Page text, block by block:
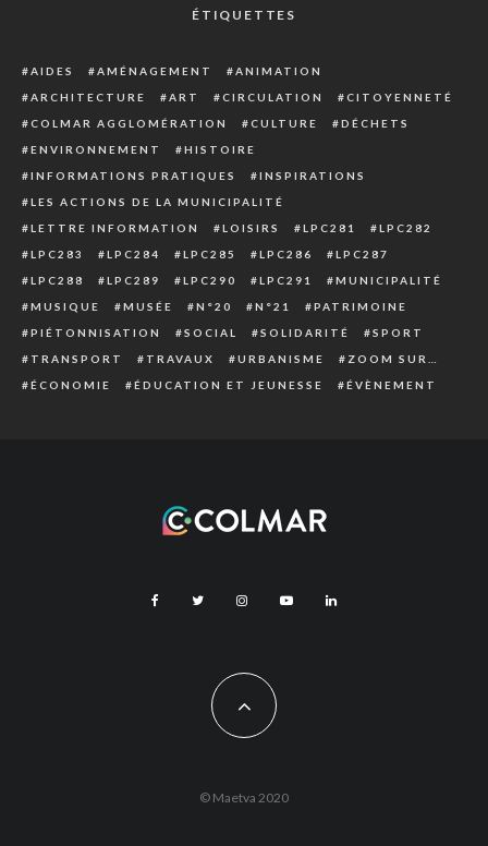
ÉTIQUETTES
AIDES AMÉNAGEMENT
ANIMATION
ARCHITECTURE
ART CIRCULATION
CITOYENNETÉ
COLMAR AGGLOMÉRATION
CULTURE
DÉCHETS
ENVIRONNEMENT
HISTOIRE
INFORMATIONS PRATIQUES
INSPIRATIONS
LES ACTIONS DE LA MUNICIPALITÉ
LETTRE INFORMATION
LOISIRS LPC281
LPC282
LPC283
LPC284 LPC285 LPC286
LPC287
LPC288
LPC289 LPC290 LPC291
MUNICIPALITÉ
MUSIQUE
MUSÉE N°20 N°21
PATRIMOINE
PIÉTONNISATION
SOCIAL SOLIDARITÉ
SPORT
TRANSPORT
TRAVAUX URBANISME
ZOOM SUR…
ÉCONOMIE
ÉDUCATION ET JEUNESSE ÉVÈNEMENT
© Maetva 2020